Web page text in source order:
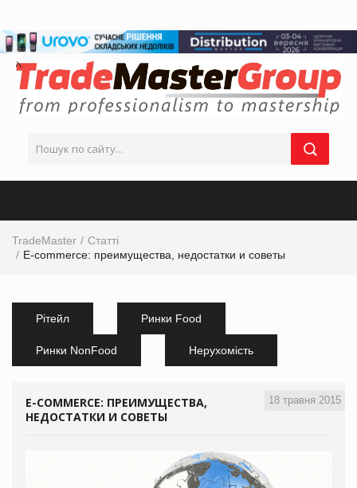
TradeMaster
Статті
Е-commerce: преимущества, недостатки и советы
Рітейл Ринки Food
Ринки NonFood Нерухомість
18 травня 2015
Е-COMMERCE: ПРЕИМУЩЕСТВА,
НЕДОСТАТКИ И СОВЕТЫ